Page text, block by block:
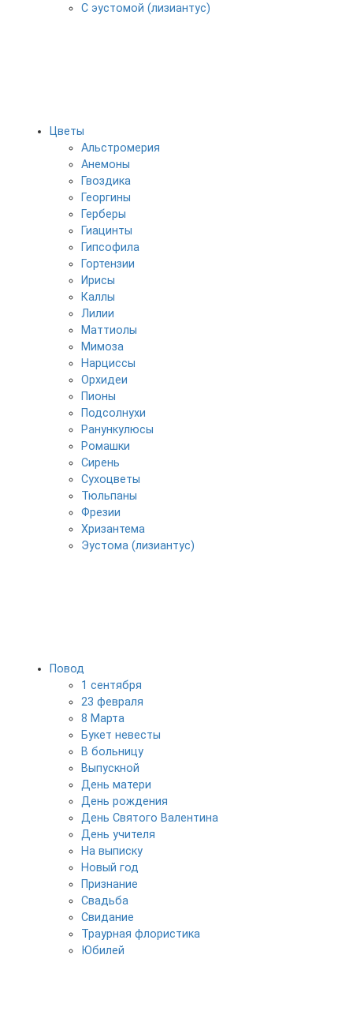
С эустомой (лизиантус)
Цветы
Альстромерия
Анемоны
Гвоздика
Георгины
Герберы
Гиацинты
Гипсофила
Гортензии
Ирисы
Каллы
Лилии
Маттиолы
Мимоза
Нарциссы
Орхидеи
Пионы
Подсолнухи
Ранункулюсы
Ромашки
Сирень
Сухоцветы
Тюльпаны
Фрезии
Хризантема
Эустома (лизиантус)
Повод
1 сентября
23 февраля
8 Марта
Букет невесты
В больницу
Выпускной
День матери
День рождения
День Святого Валентина
День учителя
На выписку
Новый год
Признание
Свадьба
Свидание
Траурная флористика
Юбилей